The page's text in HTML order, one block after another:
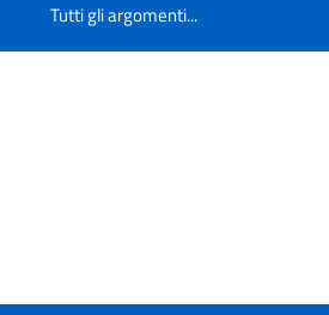
Tutti gli argomenti...